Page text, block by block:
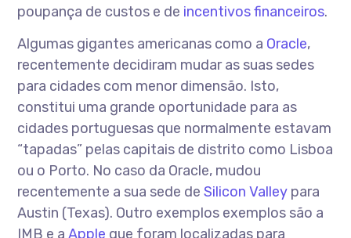
poupança de custos e de incentivos financeiros.
Algumas gigantes americanas como a Oracle,
recentemente decidiram mudar as suas sedes
para cidades com menor dimensão. Isto,
constitui uma grande oportunidade para as
cidades portuguesas que normalmente estavam
“tapadas” pelas capitais de distrito como Lisboa
ou o Porto. No caso da Oracle, mudou
recentemente a sua sede deSilicon Valley para
Austin (Texas). Outro exemplos exemplos são a
IMB e aApple que foram localizadas para